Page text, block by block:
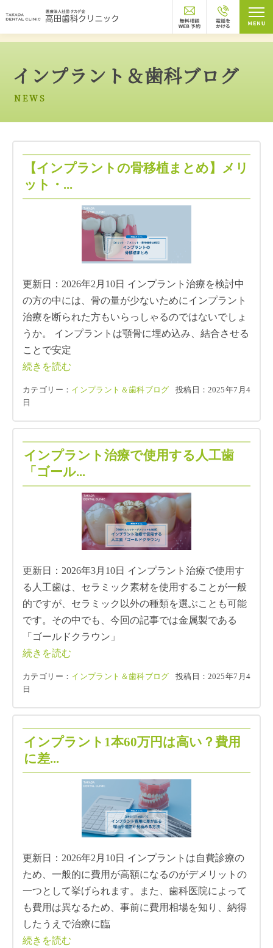
インプラント＆歯科ブログ
インプラント＆歯科ブログ
NEWS
【インプラントの骨移植まとめ】メリ
ット・...
更新日：2026年2月10日 インプラント治療を検討中
の方の中には、骨の量が少ないためにインプラント
治療を断られた方もいらっしゃるのではないでしょ
うか。 インプラントは顎骨に埋め込み、結合させる
ことで安定
続きを読む
カテゴリー： インプラント＆歯科ブログ 投稿日：2025年7月4
日
インプラント治療で使用する人工歯
「ゴール...
更新日：2026年3月10日 インプラント治療で使用す
る人工歯は、セラミック素材を使用することが一般
的ですが、セラミック以外の種類を選ぶことも可能
です。その中でも、今回の記事では金属製である
「ゴールドクラウン」
続きを読む
カテゴリー： インプラント＆歯科ブログ 投稿日：2025年7月4
日
インプラント1本60万円は高い？費用
に差...
更新日：2026年2月10日 インプラントは自費診療の
ため、一般的に費用が高額になるのがデメリットの
一つとして挙げられます。また、歯科医院によって
も費用は異なるため、事前に費用相場を知り、納得
したうえで治療に臨
続きを読む